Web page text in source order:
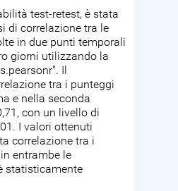
test-retest, è stata
di correlazione tra le
in due punti temporali
giorni utilizzando la
Il
tra i punteggi
e nella seconda
con un livello di
I valori ottenuti
correlazione tra i
entrambe le
statisticamente